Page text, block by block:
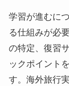
学習が進むに
る仕組みが必
の特定、復習
ックポイント
す。海外旅行